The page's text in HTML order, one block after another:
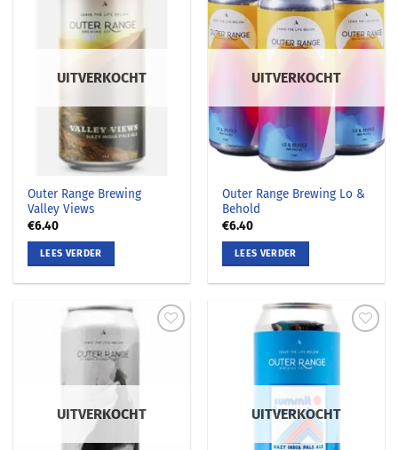
UITVERKOCHT
Outer Range Brewing
Valley Views
€6.40
LEES VERDER
UITVERKOCHT
Outer Range Brewing Lo &
Behold
€6.40
LEES VERDER
UITVERKOCHT UITVERKOCHT